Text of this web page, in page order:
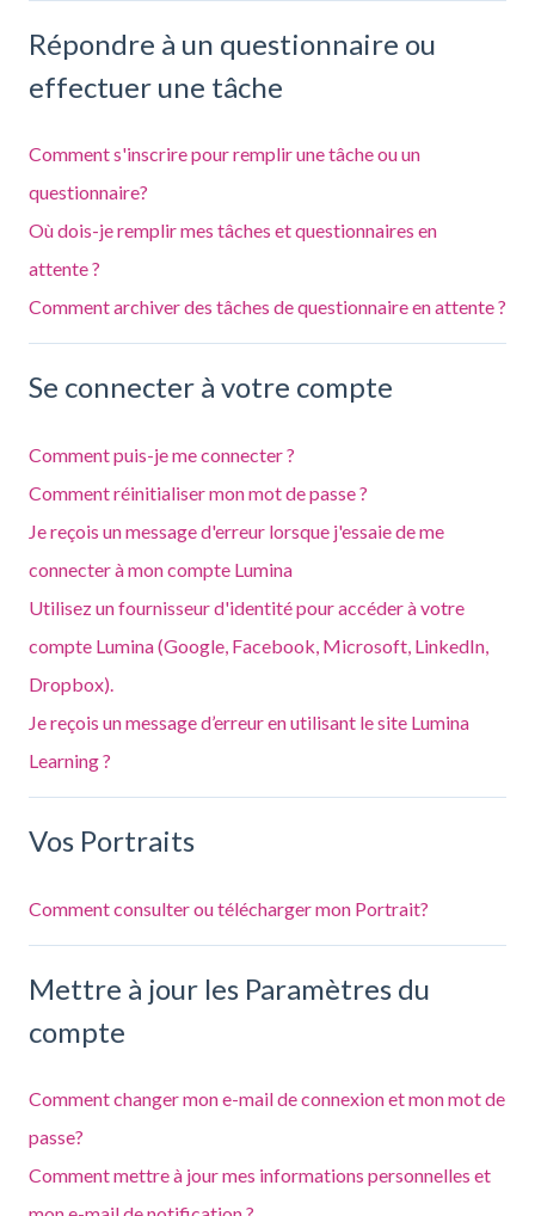
Répondre à un questionnaire ou
effectuer une tâche
Comment s'inscrire pour remplir une tâche ou un
questionnaire?
Où dois-je remplir mes tâches et questionnaires en
attente ?
Comment archiver des tâches de questionnaire en attente ?
Se connecter à votre compte
Comment puis-je me connecter ?
Comment réinitialiser mon mot de passe ?
Je reçois un message d'erreur lorsque j'essaie de me
connecter à mon compte Lumina
Utilisez un fournisseur d'identité pour accéder à votre
compte Lumina (Google, Facebook, Microsoft, LinkedIn,
Dropbox).
Je reçois un message d’erreur en utilisant le site Lumina
Learning ?
Vos Portraits
Comment consulter ou télécharger mon Portrait?
Mettre à jour les Paramètres du
compte
Comment changer mon e-mail de connexion et mon mot de
passe?
Comment mettre à jour mes informations personnelles et